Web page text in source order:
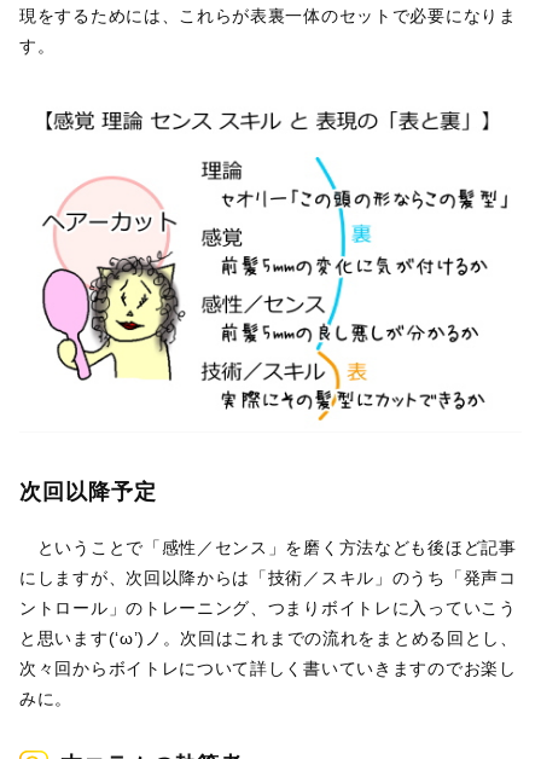
現をするためには、これらが表裏一体のセットで必要になりま
す。
次回以降予定
ということで「感性／センス」を磨く方法なども後ほど記事
にしますが、次回以降からは「技術／スキル」のうち「発声コ
ントロール」のトレーニング、つまりボイトレに入っていこう
と思います(‘ω’)ノ。次回はこれまでの流れをまとめる回とし、
次々回からボイトレについて詳しく書いていきますのでお楽し
みに。